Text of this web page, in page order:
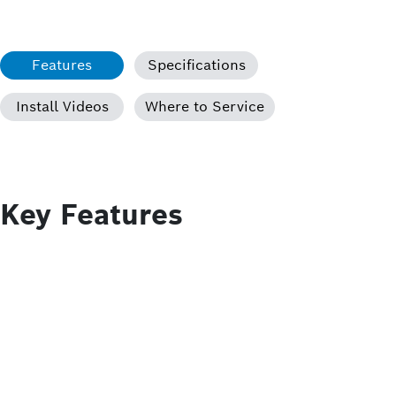
Features Specifications
Install Videos Where to Service
Key Features